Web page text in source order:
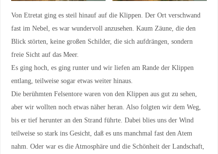
Von Etretat ging es steil hinauf auf die Klippen. Der Ort verschwand
fast im Nebel, es war wundervoll anzusehen. Kaum Zäune, die den
Blick störten, keine großen Schilder, die sich aufdrängen, sondern
freie Sicht auf das Meer.
Es ging hoch, es ging runter und wir liefen am Rande der Klippen
entlang, teilweise sogar etwas weiter hinaus.
Die berühmten Felsentore waren von den Klippen aus gut zu sehen,
aber wir wollten noch etwas näher heran. Also folgten wir dem Weg,
bis er tief herunter an den Strand führte. Dabei blies uns der Wind
teilweise so stark ins Gesicht, daß es uns manchmal fast den Atem
nahm. Oder war es die Atmosphäre und die Schönheit der Landschaft,